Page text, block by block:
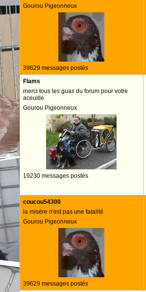
Gourou Pigeonneux
39629 messages postés
Flams
merci tous les guas du forum pour votre
aceuille
Gourou Pigeonneux
19230 messages postés
coucou54300
la misére n'est pas une fatalité
Gourou Pigeonneux
39629 messages postés